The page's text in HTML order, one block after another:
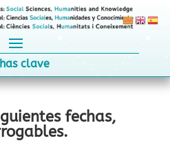
clave
fechas,